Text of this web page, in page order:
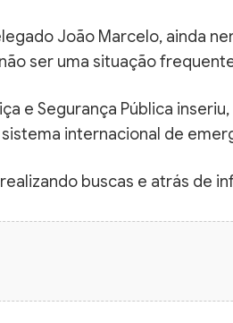
João Marcelo, ainda
ser uma situação
e Segurança Pública
internacional de
buscas e atrás de